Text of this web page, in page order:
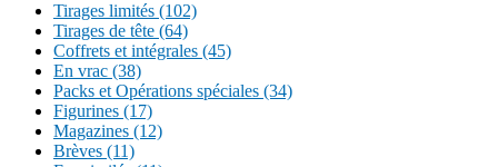
Tirages limités (102)
Tirages de tête (64)
Coffrets et intégrales (45)
En vrac (38)
Packs et Opérations spéciales (34)
Figurines (17)
Magazines (12)
Brèves (11)